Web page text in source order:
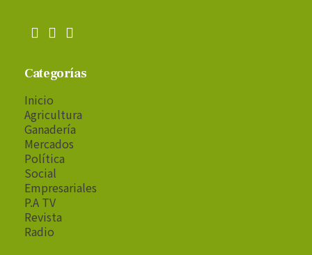
Categorías
Inicio
Agricultura
Ganadería
Mercados
Política
Social
Empresariales
P.A TV
Revista
Radio